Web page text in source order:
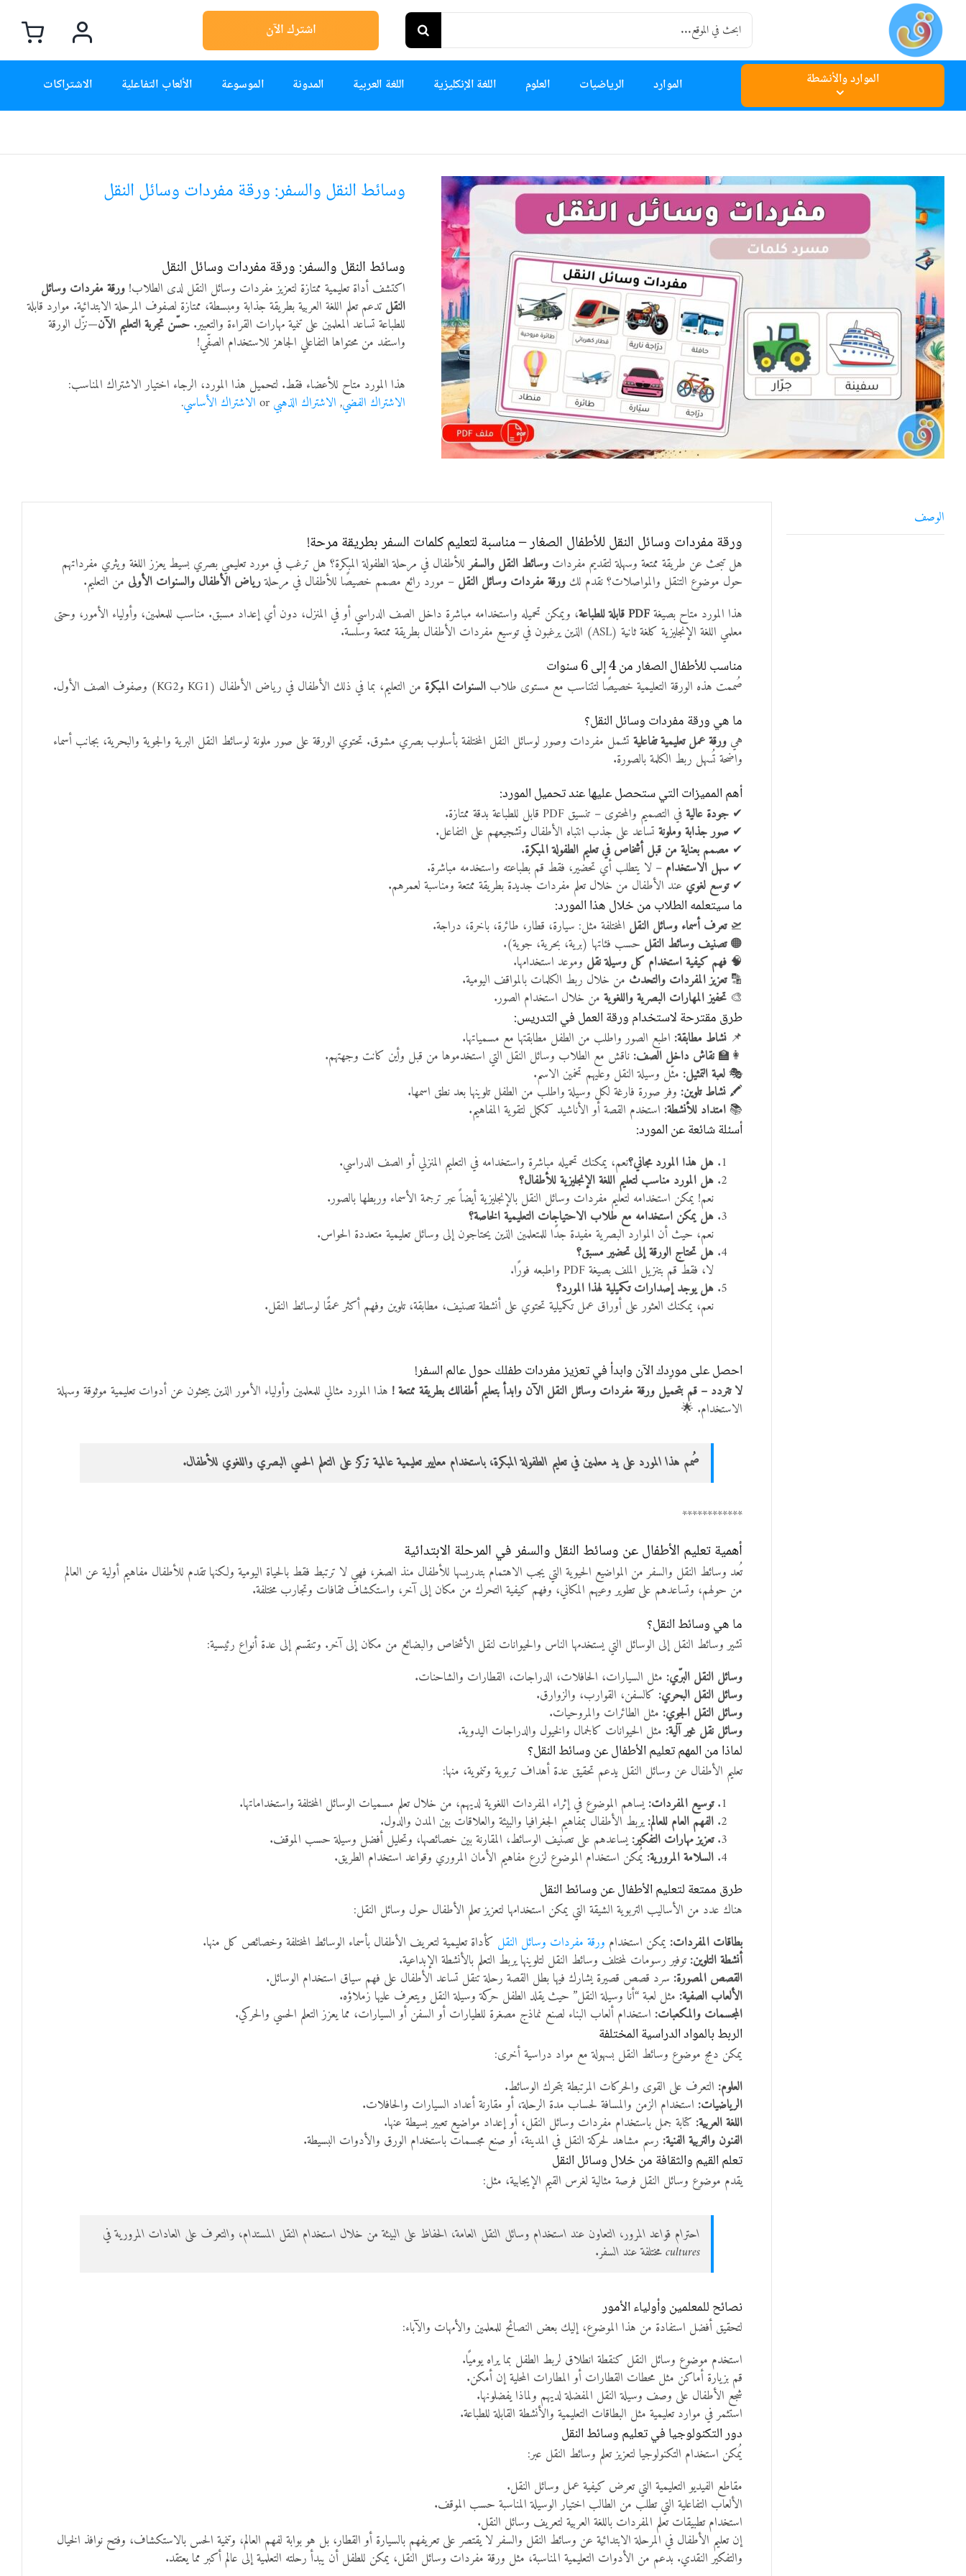
content
Search
for:
اشترك الآن
الموارد والأنشطة الموارد الرياضيات العلوم اللغة الإنكليزية اللغة العربية المدونة الموسوعة الألعاب التفاعلية الاشتراكات
وسائط النقل والسفر: ورقة مفردات وسائل النقل
وسائط النقل والسفر: ورقة مفردات وسائل النقل
اكتشف أداة تعليمية ممتازة لتعزيز مفردات وسائل النقل لدى الطلاب! ورقة مفردات وسائل
النقل تدعم تعلم اللغة العربية بطريقة جذابة ومبسطة، ممتازة لصفوف المرحلة الابتدائية. موارد قابلة
للطباعة تساعد المعلمين على تنمية مهارات القراءة والتعبير. حسّن تجربة التعليم الآن—نزّل الورقة
واستفد من محتواها التفاعلي الجاهز للاستخدام الصفّي!
هذا المورد متاح للأعضاء فقط. لتحميل هذا المورد، الرجاء اختيار الاشتراك المناسب:
الاشتراك الفضي, الاشتراك الذهبي الاشتراك الأساسي.
الوصف
ورقة مفردات وسائل النقل للأطفال الصغار – مناسبة لتعليم كلمات السفر بطريقة مرحة!
هل تبحث عن طريقة ممتعة وسهلة لتقديم مفردات وسائط النقل والسفرللأطفال في مرحلة الطفولة المبكرة؟ هل ترغب في مورد تعليمي بصري بسيط يعزز اللغة ويثري مفرداتهم
حول موضوع التنقل والمواصلات؟ نقدم لك ورقة مفردات وسائل النقل – مورد رائع مصمم خصيصًا للأطفال في مرحلةرياض الأطفال والسنوات الأولى من التعليم.
هذا المورد متاح بصيغةPDF قابلة للطباعة
، ويمكن تحميله واستخدامه مباشرة داخل الصف الدراسي أو في المنزل، دون أي إعداد مسبق. مناسب للمعلمين، وأولياء الأمور، وحتى
معلمي اللغة الإنجليزية كلغة ثانية (ASL) الذين يرغبون في توسيع مفردات الأطفال بطريقة ممتعة وسلسة.
مناسب للأطفال الصغار من 4 إلى 6 سنوات
صُممت هذه الورقة التعليمية خصيصًا لتتناسب مع مستوى طلاب السنوات المبكرة من التعليم، بما في ذلك الأطفال في رياض الأطفال (KG1 وKG2) وصفوف الصف الأول.
ما هي ورقة مفردات وسائل النقل؟
هي ورقة عمل تعليمية تفاعلية تشمل مفردات وصور لوسائل النقل المختلفة بأسلوب بصري مشوق. تحتوي الورقة على صور ملونة لوسائط النقل البرية والجوية والبحرية، بجانب أسماء
واضحة تُسهل ربط الكلمة بالصورة.
أهم المميزات التي ستحصل عليها عند تحميل المورد:
✔ جودة عاليةفي التصميم والمحتوى – تنسيق PDF قابل للطباعة بدقة ممتازة.
✔ صور جذابة وملونة تساعد على جذب انتباه الأطفال وتشجيعهم على التفاعل.
✔ مصمم بعناية من قبل أشخاص في تعليم الطفولة المبكرة.
✔ سهل الاستخدام – لا يتطلب أي تحضير، فقط قم بطباعته واستخدمه مباشرة.
✔توسع لغوي عند الأطفال من خلال تعلم مفردات جديدة بطريقة ممتعة ومناسبة لعمرهم.
ما سيتعلمه الطلاب من خلال هذا المورد:
🛫تعرف أسماء وسائل النقل المختلفة مثل: سيارة، قطار، طائرة، باخرة، دراجة.
🟠تصنيف وسائط النقل حسب فئاتها (برية، بحرية، جوية).
🧠 فهم كيفية استخدام كل وسيلة نقل وموعد استخدامها.
🔡تعزيز المفردات والتحدث من خلال ربط الكلمات بالمواقف اليومية.
🎨 تحفيز المهارات البصرية واللغوية من خلال استخدام الصور.
طرق مقترحة لاستخدام ورقة العمل في التدريس:
📌 نشاط مطابقة: اطبع الصور واطلب من الطفل مطابقتها مع مسمياتها.
👩‍🏫 نقاش داخل الصف: ناقش مع الطلاب وسائل النقل التي استخدموها من قبل وأين كانت وجهتهم.
🎭 لعبة التمثيل: مثّل وسيلة النقل وعليهم تخمين الاسم.
🖍️ نشاط تلوين: وفر صورة فارغة لكل وسيلة واطلب من الطفل تلوينها بعد نطق اسمها.
📚 امتداد للأنشطة: استخدم القصة أو الأناشيد كمكمل لتقوية المفاهيم.
أسئلة شائعة عن المورد:
هل هذا المورد مجاني؟نعم، يمكنك تحميله مباشرة واستخدامه في التعليم المنزلي أو الصف الدراسي.
هل المورد مناسب لتعليم اللغة الإنجليزية للأطفال؟
نعم! يمكن استخدامه لتعليم مفردات وسائل النقل بالإنجليزية أيضاً عبر ترجمة الأسماء وربطها بالصور.
هل يمكن استخدامه مع طلاب الاحتياجات التعليمية الخاصة؟
نعم، حيث أن الموارد البصرية مفيدة جدًا للمتعلمين الذين يحتاجون إلى وسائل تعليمية متعددة الحواس.
هل تحتاج الورقة إلى تحضير مسبق؟
لا، فقط قم بتنزيل الملف بصيغة PDF واطبعه فورًا.
هل يوجد إصدارات تكميلية لهذا المورد؟
نعم، يمكنك العثور على أوراق عمل تكميلية تحتوي على أنشطة تصنيف، مطابقة، تلوين وفهم أكثر عمقًا لوسائط النقل.
احصل على مورِدك الآن وابدأ في تعزيز مفردات طفلك حول عالم السفر!
لا تتردد – قم بتحميل ورقة مفردات وسائل النقل الآن وابدأ بتعليم أطفالك بطريقة ممتعة ! هذا المورد مثالي للمعلمين وأولياء الأمور الذين يبحثون عن أدوات تعليمية موثوقة وسهلة
الاستخدام. 🌟
صُمم هذا المورد على يد معلمين في تعليم الطفولة المبكرة، باستخدام معايير تعليمية عالمية تركز على التعلم الحسي البصري واللغوي للأطفال.
************
أهمية تعليم الأطفال عن وسائط النقل والسفر في المرحلة الابتدائية
تُعد وسائط النقل والسفر من المواضيع الحيوية التي يجب الاهتمام بتدريسها للأطفال منذ الصغر، فهي لا ترتبط فقط بالحياة اليومية ولكنها تقدم للأطفال مفاهيم أولية عن العالم
من حولهم، وتساعدهم على تطوير وعيهم المكاني، وفهم كيفية التحرك من مكان إلى آخر، واستكشاف ثقافات وتجارب مختلفة.
ما هي وسائط النقل؟
تشير وسائط النقل إلى الوسائل التي يستخدمها الناس والحيوانات لنقل الأشخاص والبضائع من مكان إلى آخر. وتنقسم إلى عدة أنواع رئيسية:
وسائل النقل البرّي: مثل السيارات، الحافلات، الدراجات، القطارات والشاحنات.
وسائل النقل البحري: كالسفن، القوارب، والزوارق.
وسائل النقل الجوي: مثل الطائرات والمروحيات.
وسائل نقل غير آلية: مثل الحيوانات كالجمال والخيول والدراجات اليدوية.
لماذا من المهم تعليم الأطفال عن وسائط النقل؟
تعليم الأطفال عن وسائل النقل يدعم تحقيق عدة أهداف تربوية وتنموية، منها:
توسيع المفردات:يساهم الموضوع في إثراء المفردات اللغوية لديهم، من خلال تعلم مسميات الوسائل المختلفة واستخداماتها.
الفهم العام للعالم:يربط الأطفال بمفاهيم الجغرافيا والبيئة والعلاقات بين المدن والدول.
تعزيز مهارات التفكير:يساعدهم على تصنيف الوسائط، المقارنة بين خصائصها، وتحليل أفضل وسيلة حسب الموقف.
السلامة المرورية: يُمكن استخدام الموضوع لزرع مفاهيم الأمان المروري وقواعد استخدام الطريق.
طرق ممتعة لتعليم الأطفال عن وسائط النقل
هناك عدد من الأساليب التربوية الشيقة التي يمكن استخدامها لتعزيز تعلم الأطفال حول وسائل النقل:
بطاقات المفردات: يمكن استخدام ورقة مفردات وسائل النقل كأداة تعليمية لتعريف الأطفال بأسماء الوسائط المختلفة وخصائص كل منها.
أنشطة التلوين:توفير رسومات لمختلف وسائط النقل لتلوينها يربط التعلم بالأنشطة الإبداعية.
القصص المصورة: سرد قصص قصيرة يشارك فيها بطل القصة رحلة تنقل تساعد الأطفال على فهم سياق استخدام الوسائل.
الألعاب الصفية: مثل لعبة “أنا وسيلة النقل” حيث يقلد الطفل حركة وسيلة النقل ويتعرف عليها زملاؤه.
المجسمات والمكعبات: استخدام ألعاب البناء لصنع نماذج مصغرة للطيارات أو السفن أو السيارات، مما يعزز التعلم الحسي والحركي.
الربط بالمواد الدراسية المختلفة
يمكن دمج موضوع وسائط النقل بسهولة مع مواد دراسية أخرى:
العلوم: التعرف على القوى والحركات المرتبطة بتحرك الوسائط.
الرياضيات: استخدام الزمن والمسافة لحساب مدة الرحلة، أو مقارنة أعداد السيارات والحافلات.
اللغة العربية: كتابة جمل باستخدام مفردات وسائل النقل، أو إعداد مواضيع تعبير بسيطة عنها.
الفنون والتربية الفنية: رسم مشاهد لحركة النقل في المدينة، أو صنع مجسمات باستخدام الورق والأدوات البسيطة.
تعلم القيم والثقافة من خلال وسائل النقل
يقدم موضوع وسائل النقل فرصة مثالية لغرس القيم الإيجابية، مثل:
احترام قواعد المرور، التعاون عند استخدام وسائل النقل العامة، الحفاظ على البيئة من خلال استخدام النقل المستدام، والتعرف على العادات المرورية في
cultures مختلفة عند السفر.
نصائح للمعلمين وأولياء الأمور
لتحقيق أفضل استفادة من هذا الموضوع، إليك بعض النصائح للمعلمين والأمهات والآباء:
استخدم موضوع وسائل النقل كنقطة انطلاق لربط الطفل بما يراه يوميًا.
قم بزيارة أماكن مثل محطات القطارات أو المطارات المحلية إن أمكن.
شجع الأطفال على وصف وسيلة النقل المفضلة لديهم ولماذا يفضلونها.
استثمر في موارد تعليمية مثل البطاقات التعليمية والأنشطة القابلة للطباعة.
دور التكنولوجيا في تعليم وسائط النقل
يُمكن استخدام التكنولوجيا لتعزيز تعلم وسائط النقل عبر:
مقاطع الفيديو التعليمية التي تعرض كيفية عمل وسائل النقل.
الألعاب التفاعلية التي تطلب من الطالب اختيار الوسيلة المناسبة حسب الموقف.
استخدام تطبيقات تعلم المفردات باللغة العربية لتعريف وسائل النقل.
إن تعليم الأطفال في المرحلة الابتدائية عن وسائط النقل والسفر لا يقتصر على تعريفهم بالسيارة أو القطار، بل هو بوابة لفهم العالم، وتنمية الحس بالاستكشاف، وفتح نوافذ الخيال
والتفكير النقدي. بدعم من الأدوات التعليمية المناسبة، مثل ورقة مفردات وسائل النقل، يمكن للطفل أن يبدأ رحلته التعلمية إلى عالم أكبر مما يعتقد.